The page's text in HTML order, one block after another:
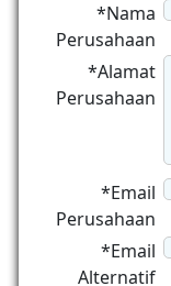
*Nama
Perusahaan
*Alamat
Perusahaan
*Email
Perusahaan
*Email
Alternatif